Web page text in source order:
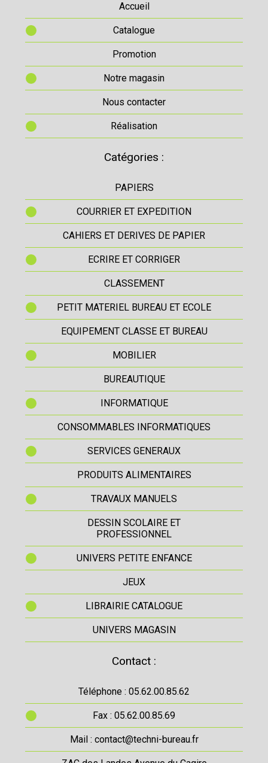
Accueil
Catalogue
Promotion
Notre magasin
Nous contacter
Réalisation
Catégories :
PAPIERS
COURRIER ET EXPEDITION
CAHIERS ET DERIVES DE PAPIER
ECRIRE ET CORRIGER
CLASSEMENT
PETIT MATERIEL BUREAU ET ECOLE
EQUIPEMENT CLASSE ET BUREAU
MOBILIER
BUREAUTIQUE
INFORMATIQUE
CONSOMMABLES INFORMATIQUES
SERVICES GENERAUX
PRODUITS ALIMENTAIRES
TRAVAUX MANUELS
DESSIN SCOLAIRE ET
PROFESSIONNEL
UNIVERS PETITE ENFANCE
JEUX
LIBRAIRIE CATALOGUE
UNIVERS MAGASIN
Contact :
Téléphone : 05.62.00.85.62
Fax : 05.62.00.85.69
Mail : contact@techni-bureau.fr